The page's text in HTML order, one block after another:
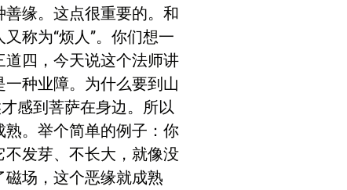
缘。这点很重要的。和
称为“烦人”。你们想一
四，今天说这个法师讲
种业障。为什么要到山
感到菩萨在身边。所以
。举个简单的例子：你
发芽、不长大，就像没
场，这个恶缘就成熟